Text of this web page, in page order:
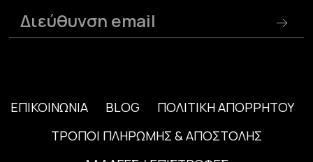
ΕΠΙΚΟΙΝΩΝΙΑ BLOG
ΠΟΛΙΤΙΚΗ ΑΠΟΡΡΗΤΟΥ
ΤΡΟΠΟΙ ΠΛΗΡΩΜΗΣ & ΑΠΟΣΤΟΛΗΣ